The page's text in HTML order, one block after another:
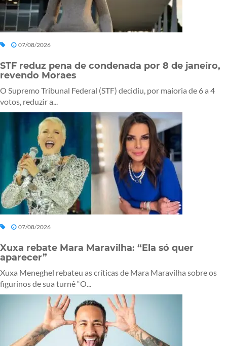
07/08/2026
STF reduz pena de condenada por 8 de janeiro,
revendo Moraes
O Supremo Tribunal Federal (STF) decidiu, por maioria de 6 a 4
votos, reduzir a...
07/08/2026
Xuxa rebate Mara Maravilha: “Ela só quer
aparecer”
Xuxa Meneghel rebateu as críticas de Mara Maravilha sobre os
figurinos de sua turnê “O...